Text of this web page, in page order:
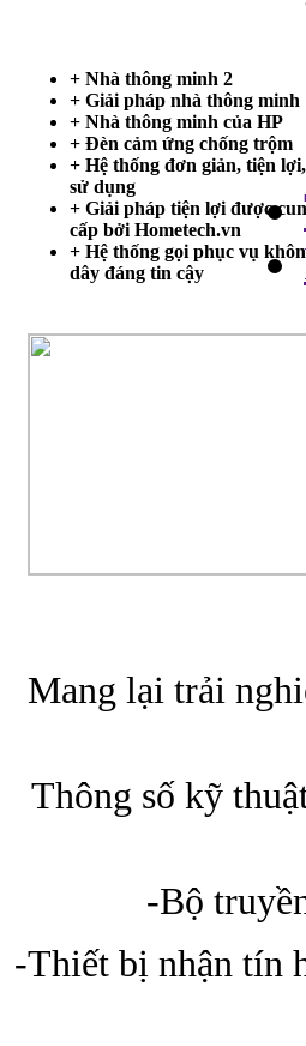
+ Nhà thông minh 2
+ Giải pháp nhà thông minh
+ Nhà thông minh của HP
+ Đèn cảm ứng chống trộm
+ Hệ thống đơn giản, tiện
sử dụng
+ Giải pháp tiện lợi được
cấp bởi Hometech.vn
+ Hệ thống gọi phục vụ
dây đáng tin cậy
Mang lại trải
Thông số kỹ
-Bộ
-Thiết bị nhận tín